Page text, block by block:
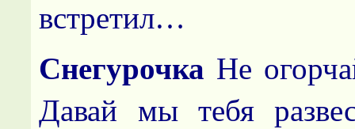
встретил…
Снегурочка Не
Давай мы тебя